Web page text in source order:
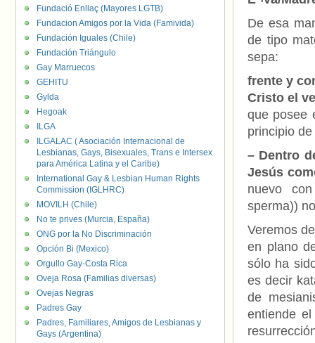
De esa
de tipo
sepa:
frente y
Cristo el
que posee
principio
– Dentro
Jesús
nuevo
sperma))
Veremos
en plano
sólo ha
es decir
de
entiende
Fundació Enllaç (Mayores LGTB)
Fundacion Amigos por la Vida (Famivida)
Fundación Iguales (Chile)
Fundación Triángulo
Gay Marruecos
GEHITU
Gylda
Hegoak
ILGA
ILGALAC ( Asociación Internacional de
Lesbianas, Gays, Bisexuales, Trans e Intersex
para América Latina y el Caribe)
International Gay & Lesbian Human Rights
Commission (IGLHRC)
MOVILH (Chile)
No te prives (Murcia, España)
ONG por la No Discriminación
Opción Bi (Mexico)
Orgullo Gay-Costa Rica
Oveja Rosa (Familias diversas)
Ovejas Negras
Padres Gay
Padres, Familiares, Amigos de Lesbianas y
Gays (Argentina)